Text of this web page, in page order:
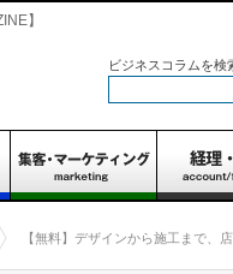
】
ビジネスコラムを検
【無料】デザインから施工まで、